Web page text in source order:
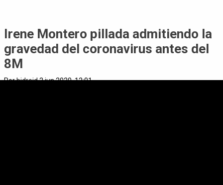
Irene Montero pillada admitiendo la
gravedad del coronavirus antes del
8M
Porbidroid2 jun 2020, 12:01